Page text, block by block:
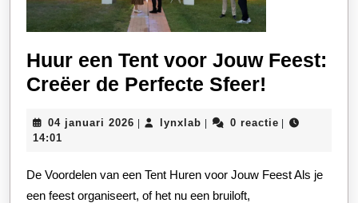
Huur een Tent voor Jouw Feest:
Creëer de Perfecte Sfeer!
Tent
Jouw
04 januari 2026 04
| lynxlab lynxlab
| 0 reactie |
14:01
De Voordelen van een Tent Huren voor Jouw Feest Als je
een feest organiseert, of het nu een bruiloft,